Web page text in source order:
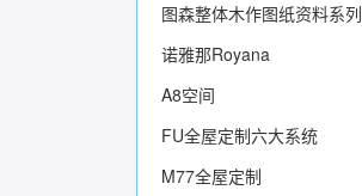
图森整体木作图纸资料系列
诺雅那Royana
A8空间
FU全屋定制六大系统
M77全屋定制